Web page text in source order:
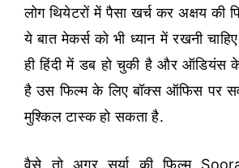
लोग थियेटरों में पैसा खर्च कर अक्षय की
ये बात मेकर्स को भी ध्यान में रखनी
ही हिंदी में डब हो चुकी है और ऑडियंस
है उस फिल्म के लिए बॉक्स ऑफिस पर
मुश्किल टास्क हो सकता है.
वैसे तो अगर सूर्या की फिल्म